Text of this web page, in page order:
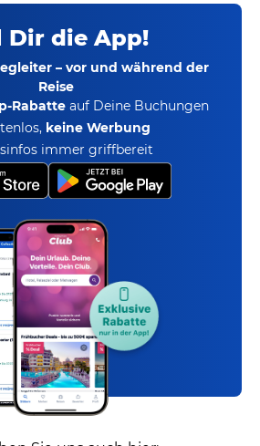
Dir die App!
– vor und während der
Reise
Rabatte auf Deine Buchungen
keine Werbung
immer griffbereit